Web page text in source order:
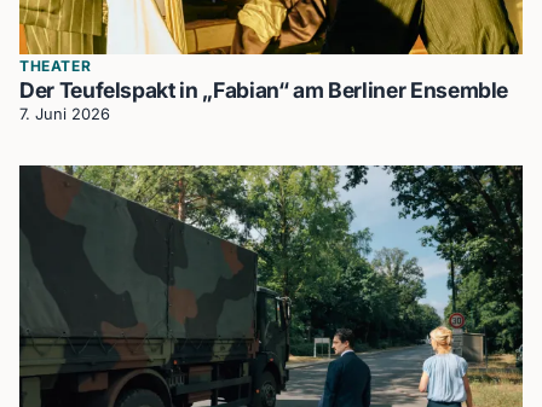
THEATER
Der Teufelspakt in „Fabian“ am Berliner Ensemble
7. Juni 2026